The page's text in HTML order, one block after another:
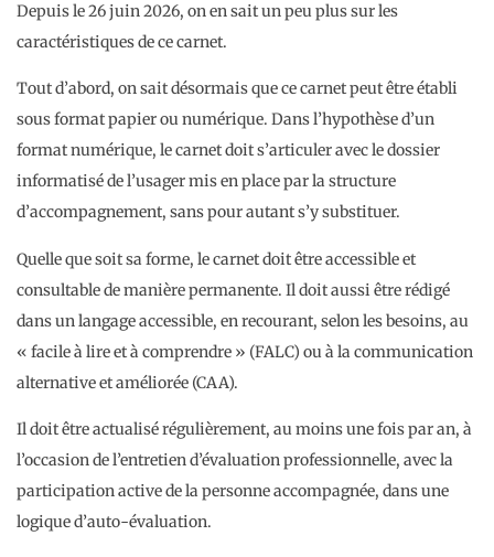
Depuis le 26 juin 2026, on en sait un peu plus sur les
caractéristiques de ce carnet.
Tout d’abord, on sait désormais que ce carnet peut être établi
sous format papier ou numérique. Dans l’hypothèse d’un
format numérique, le carnet doit s’articuler avec le dossier
informatisé de l’usager mis en place par la structure
d’accompagnement, sans pour autant s’y substituer.
Quelle que soit sa forme, le carnet doit être accessible et
consultable de manière permanente. Il doit aussi être rédigé
dans un langage accessible, en recourant, selon les besoins, au
« facile à lire et à comprendre » (FALC) ou à la communication
alternative et améliorée (CAA).
Il doit être actualisé régulièrement, au moins une fois par an, à
l’occasion de l’entretien d’évaluation professionnelle, avec la
participation active de la personne accompagnée, dans une
logique d’auto-évaluation.